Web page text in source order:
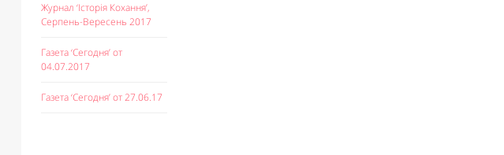
Журнал ‘Історія Кохання’,
Серпень-Вересень 2017
Газета ‘Сегодня’ от
04.07.2017
Газета ‘Сегодня’ от 27.06.17